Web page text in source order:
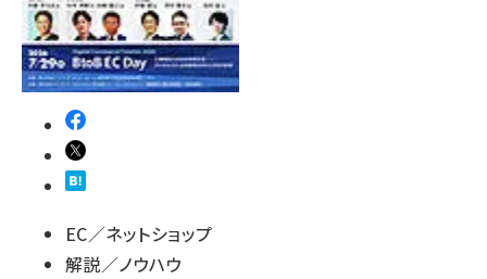
EC／ネットショップ
解説／ノウハウ